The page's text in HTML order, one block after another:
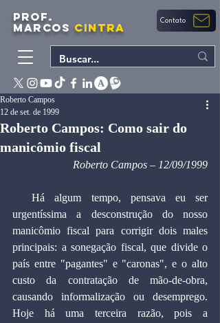
PROF.
MARCOS CINTRA Contato
Roberto Campos: Como sair do
manicômio fiscal
Roberto Campos
12 de set. de 1999
Roberto Campos – 12/09/1999
  Há algum tempo, pensava eu ser
urgentíssima a desconstrução do nosso
manicômio fiscal para corrigir dois males
principais: a sonegação fiscal, que divide o
país entre "pagantes" e "caronas", e o alto
custo da contratação de mão-de-obra,
causando informalização ou desemprego.
Hoje há uma terceira razão, pois a